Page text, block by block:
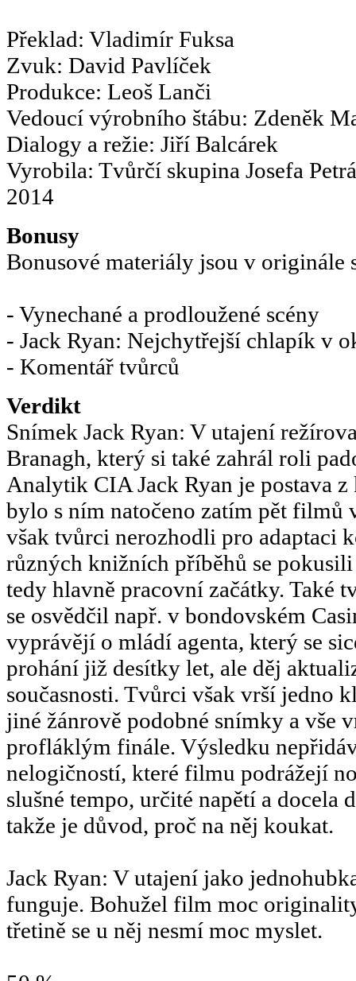
Překlad: Vladimír Fuksa
Zvuk: David Pavlíček
Produkce: Leoš Lanči
Vedoucí výrobního štábu: Zdeněk
Dialogy a režie: Jiří Balcárek
Vyrobila: Tvůrčí skupina Josefa
2014
Bonusy
Bonusové materiály jsou v originále
- Vynechané a prodloužené scény
- Jack Ryan: Nejchytřejší chlapík v
- Komentář tvůrců
Verdikt
Snímek Jack Ryan: V utajení
Branagh, který si také zahrál roli
Analytik CIA Jack Ryan je postava
bylo s ním natočeno zatím pět filmů
však tvůrci nerozhodli pro adaptaci
různých knižních příběhů se
tedy hlavně pracovní začátky. Také
se osvědčil např. v bondovském
vyprávějí o mládí agenta, který se
prohání již desítky let, ale děj
současnosti. Tvůrci však vrší jedno
jiné žánrově podobné snímky a vše
profláklým finále. Výsledku
nelogičností, které filmu podrážejí
slušné tempo, určité napětí a docela
takže je důvod, proč na něj koukat.
Jack Ryan: V utajení jako
funguje. Bohužel film moc
třetině se u něj nesmí moc myslet.